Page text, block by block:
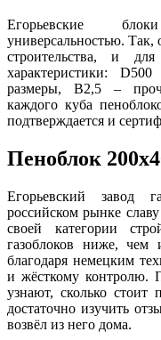
Егорьевские
универсальностью. Так,
строительства, и
характеристики:
размеры, В2,5 –
каждого куба
подтверждается и
Пеноблок
Егорьевский завод
российском рынке
своей категории
газоблоков ниже, чем
благодаря немецким
и жёсткому контролю.
узнают, сколько стоит
достаточно изучить
возвёл из него дома.